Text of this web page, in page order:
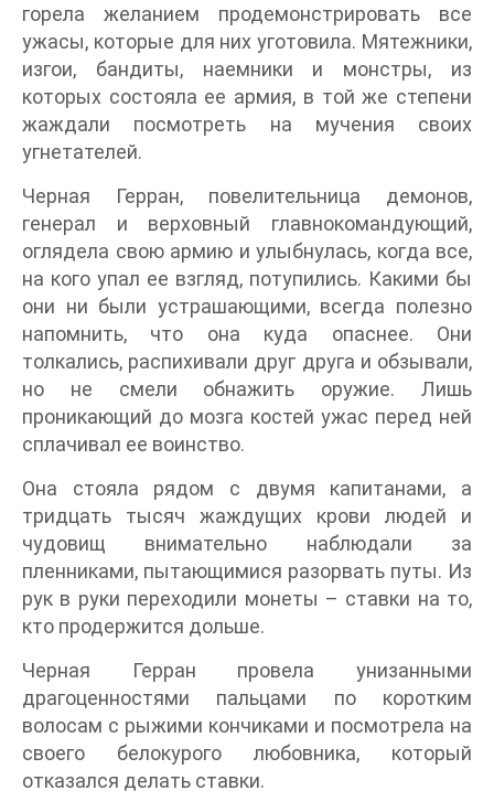
горела желанием продемонстрировать все
ужасы, которые для них уготовила. Мятежники,
изгои, бандиты, наемники и монстры, из
которых состояла ее армия, в той же степени
жаждали посмотреть на мучения своих
угнетателей.
Черная Герран, повелительница демонов,
генерал и верховный главнокомандующий,
оглядела свою армию и улыбнулась, когда все,
на кого упал ее взгляд, потупились. Какими бы
они ни были устрашающими, всегда полезно
напомнить, что она куда опаснее. Они
толкались, распихивали друг друга и обзывали,
но не смели обнажить оружие. Лишь
проникающий до мозга костей ужас перед ней
сплачивал ее воинство.
Она стояла рядом с двумя капитанами, а
тридцать тысяч жаждущих крови людей и
чудовищ внимательно наблюдали за
пленниками, пытающимися разорвать путы. Из
рук в руки переходили монеты – ставки на то,
кто продержится дольше.
Черная Герран провела унизанными
драгоценностями пальцами по коротким
волосам с рыжими кончиками и посмотрела на
своего белокурого любовника, который
отказался делать ставки.